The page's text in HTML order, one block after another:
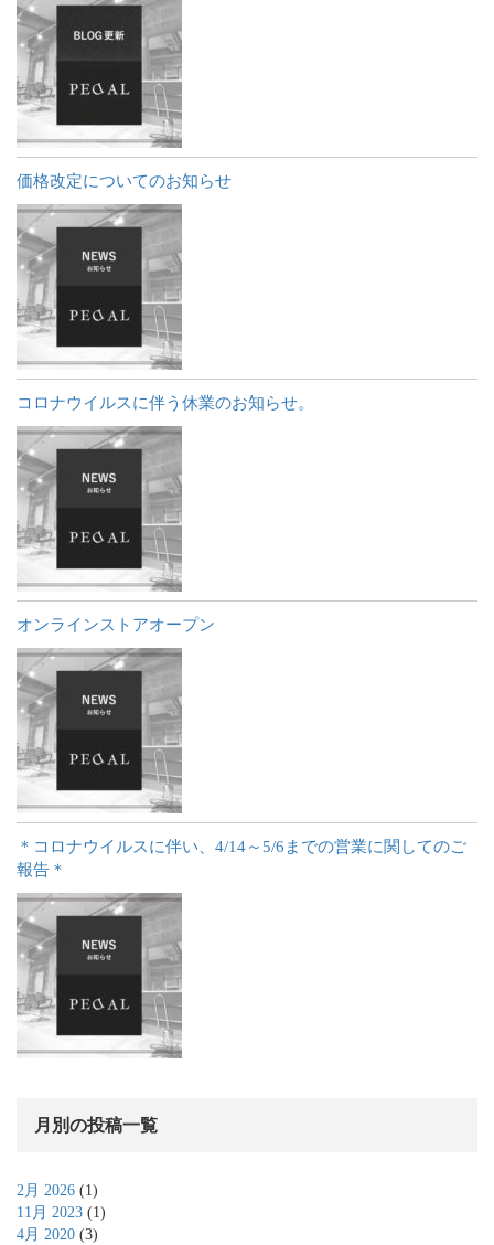
価格改定についてのお知らせ
コロナウイルスに伴う休業のお知らせ。
オンラインストアオープン
＊コロナウイルスに伴い、4/14～5/6までの営業に関してのご
報告＊
月別の投稿一覧
2月 2026 (1)
11月 2023 (1)
4月 2020 (3)